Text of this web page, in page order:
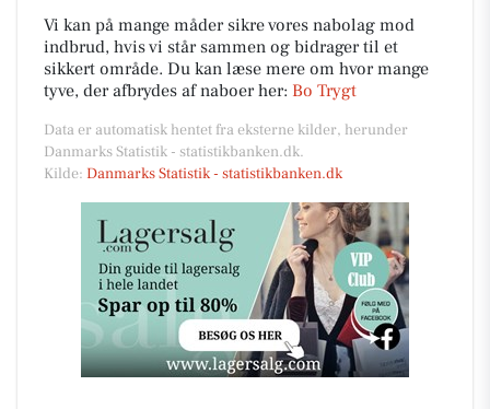
Vi kan på mange måder sikre vores nabolag mod
indbrud, hvis vi står sammen og bidrager til et
sikkert område. Du kan læse mere om hvor mange
tyve, der afbrydes af naboer her: Bo Trygt
Data er automatisk hentet fra eksterne kilder, herunder
Danmarks Statistik - statistikbanken.dk.
Kilde: Danmarks Statistik - statistikbanken.dk